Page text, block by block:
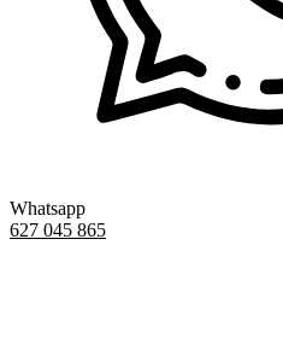
Whatsapp
627 045 865